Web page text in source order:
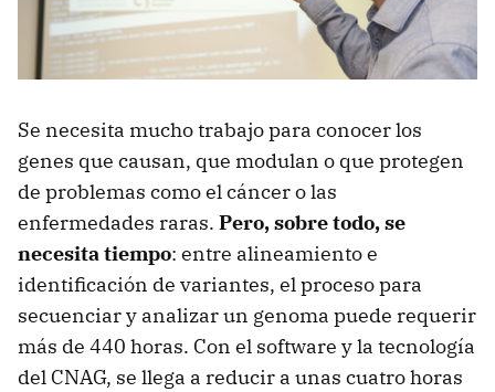
Se necesita mucho trabajo para conocer los
genes que causan, que modulan o que protegen
de problemas como el cáncer o las
enfermedades raras. Pero, sobre todo, se
necesita tiempo: entre alineamiento e
identificación de variantes, el proceso para
secuenciar y analizar un genoma puede requerir
más de 440 horas. Con el software y la tecnología
del CNAG, se llega a reducir a unas cuatro horas